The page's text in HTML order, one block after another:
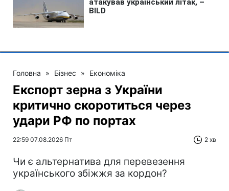
Головна » Бізнес » Економіка
Експорт зерна з України
критично скоротиться через
удари РФ по портах
22:59 07.08.2026 Пт 2 хв
Чи є альтернатива для перевезення
українського збіжжя за кордон?